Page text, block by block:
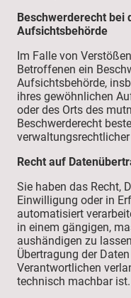
Beschwerde­recht bei
Aufsichts­behörde
Im Falle von
Betroffenen ein
Aufsichtsbehörde,
ihres gewöhnlichen
oder des Orts des
Beschwerderecht
Recht auf
Sie haben das Recht,
Einwilligung oder in
automatisiert
in einem gängigen,
aushändigen zu
Übertragung der
Verantwortlichen
technisch machbar ist.